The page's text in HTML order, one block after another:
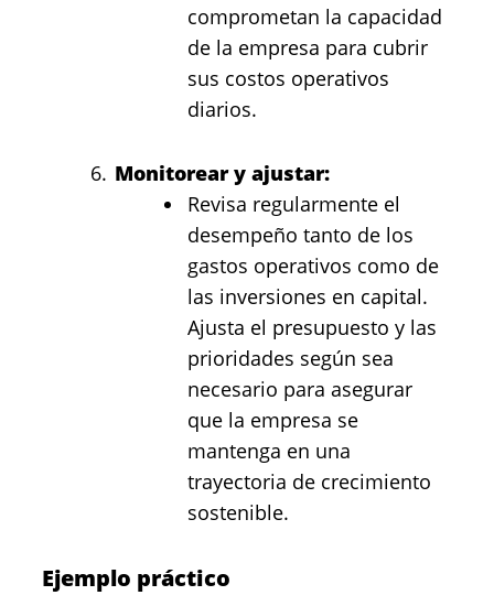
comprometan la capacidad
de la empresa para cubrir
sus costos operativos
diarios.
Monitorear y ajustar:
Revisa regularmente el
desempeño tanto de los
gastos operativos como de
las inversiones en capital.
Ajusta el presupuesto y las
prioridades según sea
necesario para asegurar
que la empresa se
mantenga en una
trayectoria de crecimiento
sostenible.
Ejemplo práctico